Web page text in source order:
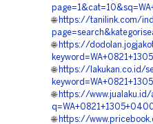
🌐 https://tanilink.com/
🌐 https://
🌐 https://lakukan.co.id/
🌐 https://www.jualaku.id/
🌐 https://